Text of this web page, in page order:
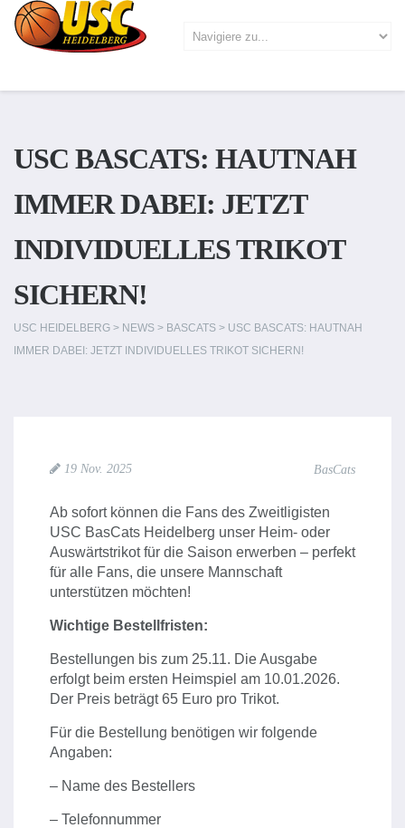
USC BASCATS: HAUTNAH
IMMER DABEI: JETZT
INDIVIDUELLES TRIKOT
SICHERN!
USC HEIDELBERG > NEWS > BASCATS > USC BASCATS: HAUTNAH
IMMER DABEI: JETZT INDIVIDUELLES TRIKOT SICHERN!
19 Nov. 2025 BasCats
Ab sofort können die Fans des Zweitligisten
USC BasCats Heidelberg unser Heim- oder
Auswärtstrikot für die Saison erwerben – perfekt
für alle Fans, die unsere Mannschaft
unterstützen möchten!
Wichtige Bestellfristen:
Bestellungen bis zum 25.11. Die Ausgabe
erfolgt beim ersten Heimspiel am 10.01.2026.
Der Preis beträgt 65 Euro pro Trikot.
Für die Bestellung benötigen wir folgende
Angaben:
– Name des Bestellers
– Telefonnummer